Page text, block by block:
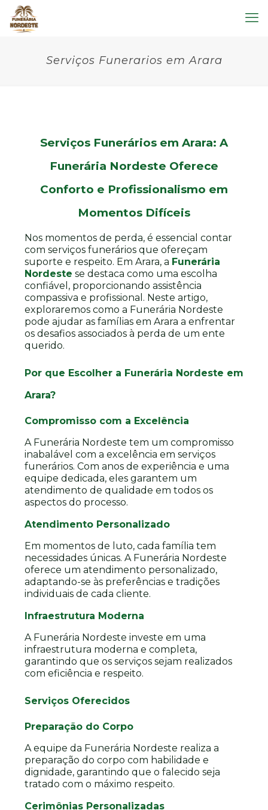
Serviços Funerarios em Arara
Serviços Funerários em Arara: A
Funerária Nordeste Oferece
Conforto e Profissionalismo em
Momentos Difíceis
Nos momentos de perda, é essencial contar
com serviços funerários que ofereçam
suporte e respeito. Em Arara, a Funerária
Nordeste se destaca como uma escolha
confiável, proporcionando assistência
compassiva e profissional. Neste artigo,
exploraremos como a Funerária Nordeste
pode ajudar as famílias em Arara a enfrentar
os desafios associados à perda de um ente
querido.
Por que Escolher a Funerária Nordeste em
Arara?
Compromisso com a Excelência
A Funerária Nordeste tem um compromisso
inabalável com a excelência em serviços
funerários. Com anos de experiência e uma
equipe dedicada, eles garantem um
atendimento de qualidade em todos os
aspectos do processo.
Atendimento Personalizado
Em momentos de luto, cada família tem
necessidades únicas. A Funerária Nordeste
oferece um atendimento personalizado,
adaptando-se às preferências e tradições
individuais de cada cliente.
Infraestrutura Moderna
A Funerária Nordeste investe em uma
infraestrutura moderna e completa,
garantindo que os serviços sejam realizados
com eficiência e respeito.
Serviços Oferecidos
Preparação do Corpo
A equipe da Funerária Nordeste realiza a
preparação do corpo com habilidade e
dignidade, garantindo que o falecido seja
tratado com o máximo respeito.
Cerimônias Personalizadas